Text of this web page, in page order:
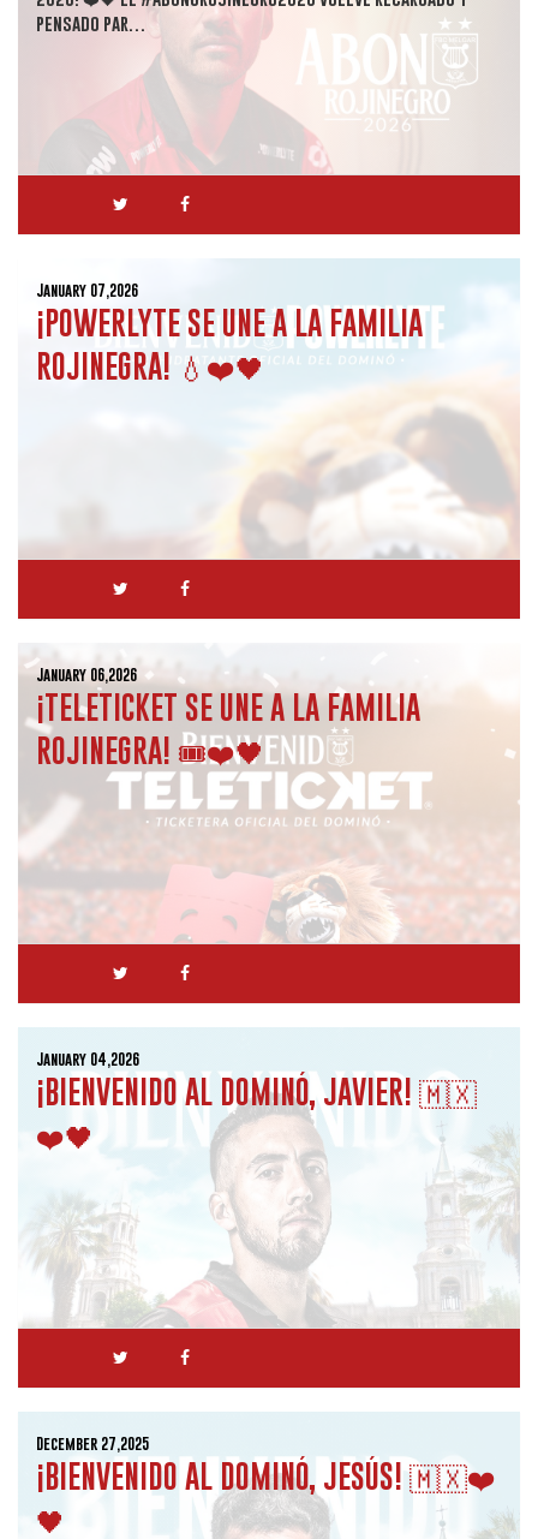
pensado par…
January 07,2026
¡POWERLYTE SE UNE A LA FAMILIA
ROJINEGRA! 💧❤️🖤
January 06,2026
¡TELETICKET SE UNE A LA FAMILIA
ROJINEGRA! 🎟️❤️🖤
January 04,2026
¡BIENVENIDO AL DOMINÓ, JAVIER! 🇲🇽
❤️🖤
December 27,2025
¡BIENVENIDO AL DOMINÓ, JESÚS! 🇲🇽❤️
🖤